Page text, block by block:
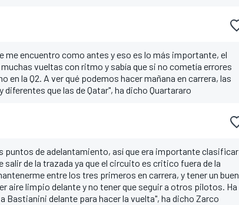
me encuentro como antes y eso es lo más importante, el
vueltas con ritmo y sabía que si no cometía errores
en la Q2. A ver qué podemos hacer mañana en carrera, las
diferentes que las de Qatar", ha dicho Quartararo
puntos de adelantamiento, así que era importante clasificar
salir de la trazada ya que el circuito es critico fuera de la
entre los tres primeros en carrera, y tener un buen
aire limpio delante y no tener que seguir a otros pilotos. Ha
Bastianini delante para hacer la vuelta", ha dicho Zarco